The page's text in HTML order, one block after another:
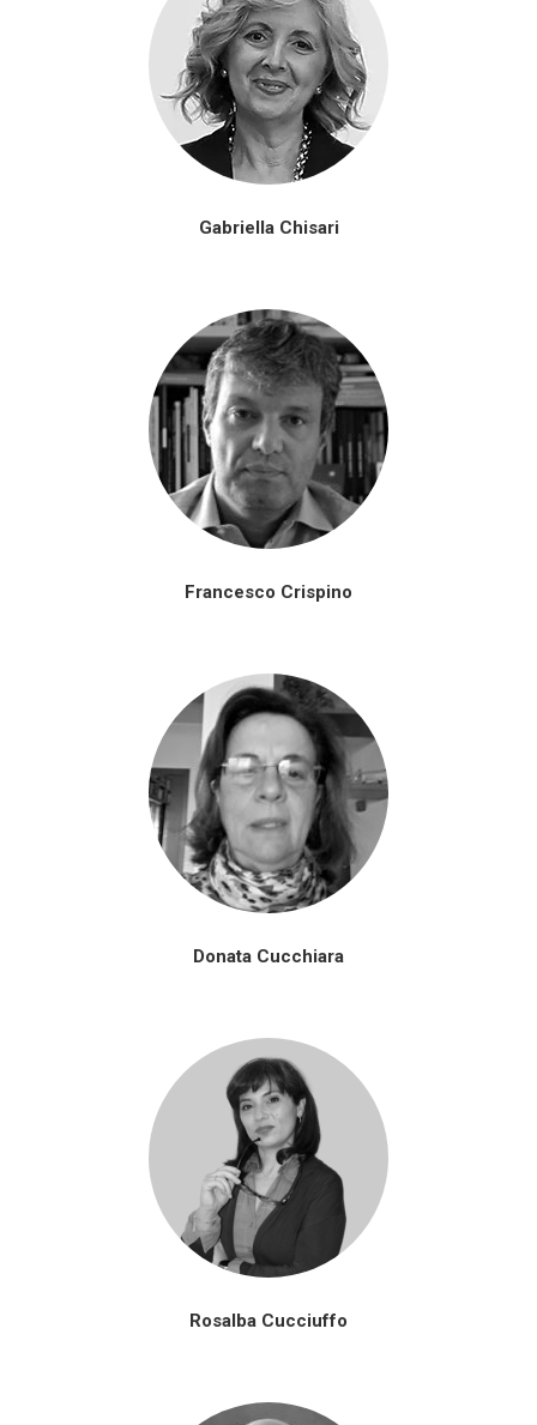
Gabriella Chisari
Francesco Crispino
Donata Cucchiara
Rosalba Cucciuffo